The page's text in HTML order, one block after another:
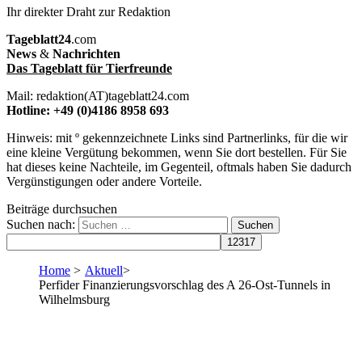
Ihr direkter Draht zur Redaktion
Tageblatt24.com
News & Nachrichten
Das Tageblatt für Tierfreunde
Mail: redaktion(AT)tageblatt24.com
Hotline: +49 (0)4186 8958 693
Hinweis: mit º gekennzeichnete Links sind Partnerlinks, für die wir
eine kleine Vergütung bekommen, wenn Sie dort bestellen. Für Sie
hat dieses keine Nachteile, im Gegenteil, oftmals haben Sie dadurch
Vergünstigungen oder andere Vorteile.
Beiträge durchsuchen
Suchen nach:
Home > Aktuell>
Perfider Finanzierungsvorschlag des A 26-Ost-Tunnels in
Wilhelmsburg